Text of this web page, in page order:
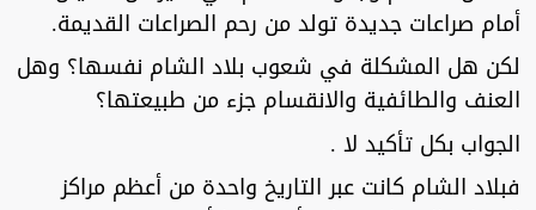
أمام صراعات جديدة تولد من رحم الصراعات القديمة.
لكن هل المشكلة في شعوب بلاد الشام نفسها؟ وهل
العنف والطائفية والانقسام جزء من طبيعتها؟
الجواب بكل تأكيد لا .
فبلاد الشام كانت عبر التاريخ واحدة من أعظم مراكز